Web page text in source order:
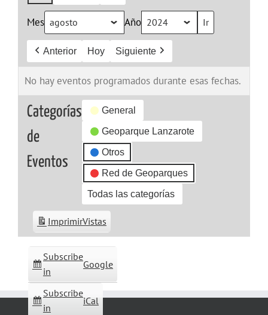
Mes Año
Anterior Hoy Siguiente
No hay eventos programados durante esas fechas.
Categorías
de
Eventos
General
Geoparque Lanzarote
Otros
Red de Geoparques
Todas las categorías
Subscribe
in
Google
Subscribe
in
iCal
ImprimirVistas